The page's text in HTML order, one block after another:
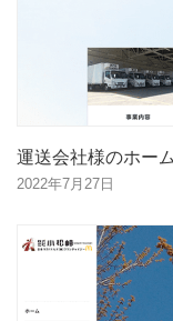
運送会社様のホー
2022年7月27日